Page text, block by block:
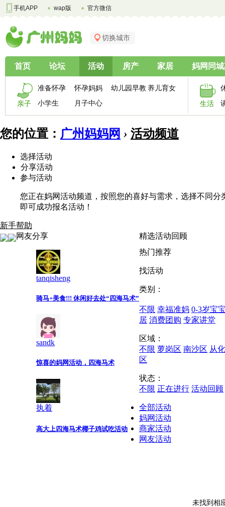
手机APP wap版 官方微信
切换城市
首页 论坛 活动 房产 家居 妈网同
亲子
准备怀孕 怀孕妈妈 幼儿园早教 养儿育女
小学生
月子中心 生活
您的位置： 广州妈妈网 › 活动频道
选择活动
分享活动
参与活动
您正在妈网活动频道，按照您的喜好与需求，选择不同
即可成功报名活动！
新手帮助
网友分享
tanqisheng
骑马+美食!!! 休闲好去处“四海马术”
sandk
惊喜的妈网活动，四海马术
执着
高大上四海马术椰子鸡试吃活动
精选活动回顾
热门推荐
找活动
类别：
不限 幸福准妈 0-3岁宝
居 消费团购 专家讲堂
区域：
不限 萝岗区 南沙区 从
区
状态：
不限 正在进行 活动回顾
全部活动
妈网活动
商家活动
网友活动
未找到相